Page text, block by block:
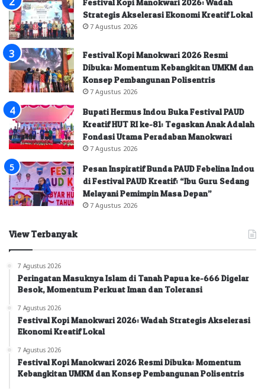
Festival Kopi Manokwari 2026: Wadah
Strategis Akselerasi Ekonomi Kreatif Lokal
7 Agustus 2026
Festival Kopi Manokwari 2026 Resmi
Dibuka: Momentum Kebangkitan UMKM dan
Konsep Pembangunan Polisentris
7 Agustus 2026
Bupati Hermus Indou Buka Festival PAUD
Kreatif HUT RI ke-81: Tegaskan Anak Adalah
Fondasi Utama Peradaban Manokwari
7 Agustus 2026
Pesan Inspiratif Bunda PAUD Febelina Indou
di Festival PAUD Kreatif: “Ibu Guru Sedang
Melayani Pemimpin Masa Depan”
7 Agustus 2026
View Terbanyak
7 Agustus 2026
Peringatan Masuknya Islam di Tanah Papua ke-666 Digelar
Besok, Momentum Perkuat Iman dan Toleransi
7 Agustus 2026
Festival Kopi Manokwari 2026: Wadah Strategis Akselerasi
Ekonomi Kreatif Lokal
7 Agustus 2026
Festival Kopi Manokwari 2026 Resmi Dibuka: Momentum
Kebangkitan UMKM dan Konsep Pembangunan Polisentris